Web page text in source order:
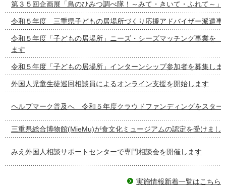
第３５回企画展「鳥のひみつ調べ隊！～みて・きいて・ふれて～」
令和５年度 三重県子どもの居場所づくり応援アドバイザー派遣事
令和５年度「子どもの居場所」ニーズ・シーズマッチング
ます
令和５年度「子どもの居場所」インターンシップ参加者を募集しま
外国人児童生徒巡回相談員によるオンライン支援を開始します
ヘルプマーク普及へ 令和５年度クラウドファンディングをスター
三重県総合博物館(MieMu)が食文化ミュージアムの認定を受けまし
みえ外国人相談サポートセンターで専門相談会を開催します
実施情報新着一覧はこちら